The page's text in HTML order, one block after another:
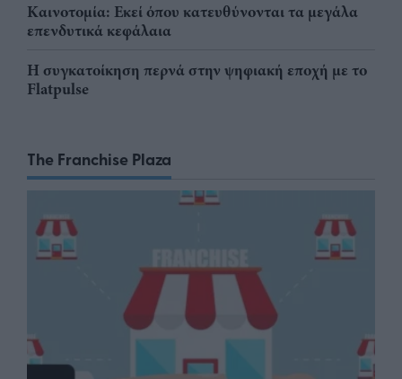
Καινοτομία: Εκεί όπου κατευθύνονται τα μεγάλα
επενδυτικά κεφάλαια
Η συγκατοίκηση περνά στην ψηφιακή εποχή με το
Flatpulse
The Franchise Plaza